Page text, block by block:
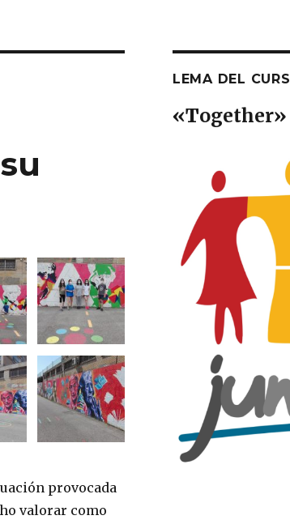
provocada
valorar como
LEMA DEL
«Together»